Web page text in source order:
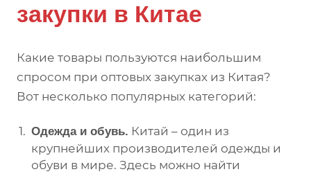
закупки в Китае
Какие товары пользуются наибольшим
спросом при оптовых закупках из Китая?
Вот несколько популярных категорий:
Одежда и обувь. Китай – один из
крупнейших производителей одежды и
обуви в мире. Здесь можно найти